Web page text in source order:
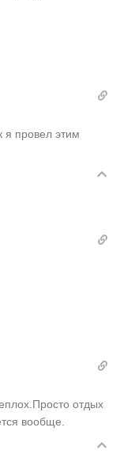
провел этим
отдых
вообще.